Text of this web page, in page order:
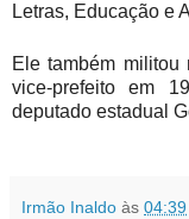
Letras, Educação e
Ele também
vice-prefeito em
deputado estadual
Irmão Inaldo às 04:39